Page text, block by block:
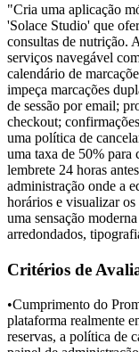
"Cria uma aplicação
'Solace Studio' que
consultas de nutrição.
serviços navegável
calendário de
impeça marcações
de sessão por email;
checkout;
uma política de
uma taxa de 50% para
lembrete 24 horas
administração onde a
horários e visualizar
uma sensação
arredondados,
Critérios de
•Cumprimento do
plataforma realmente
reservas, a política de